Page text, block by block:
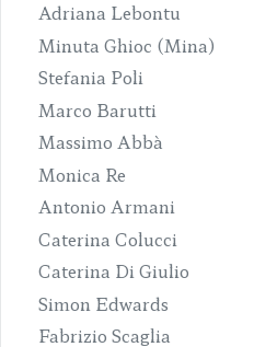
Adriana Lebontu
Minuta Ghioc (Mina)
Stefania Poli
Marco Barutti
Massimo Abbà
Monica Re
Antonio Armani
Caterina Colucci
Caterina Di Giulio
Simon Edwards
Fabrizio Scaglia